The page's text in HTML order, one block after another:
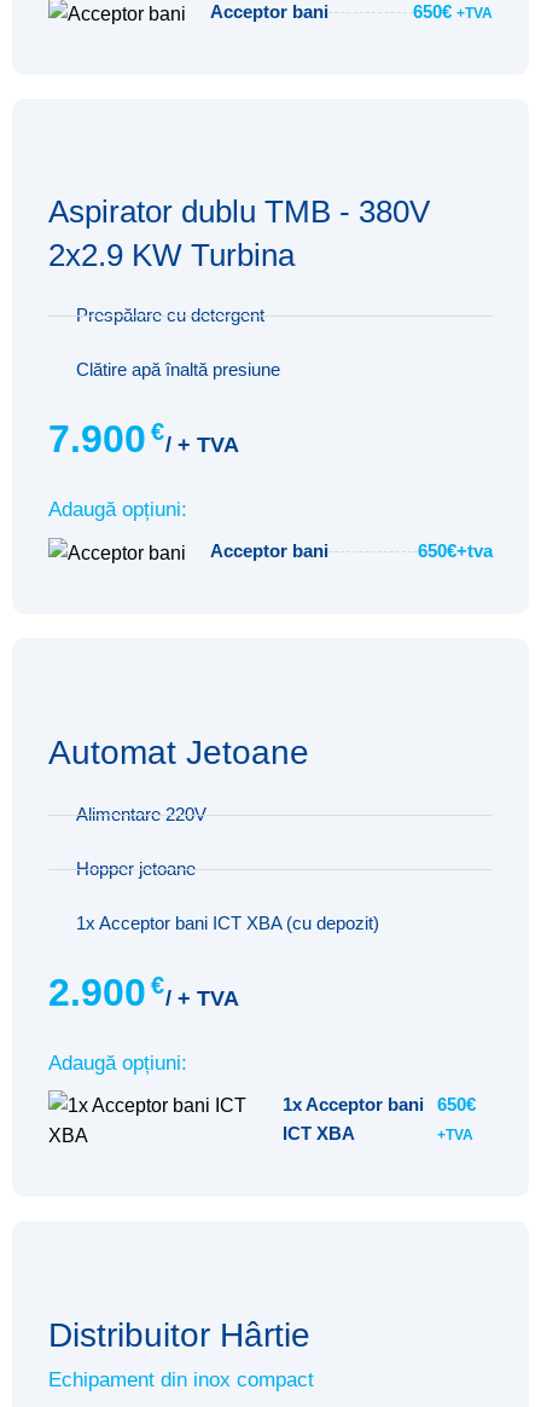
Acceptor bani 650€ +TVA
Aspirator dublu TMB - 380V
2x2.9 KW Turbina
Prespălare cu detergent
Clătire apă înaltă presiune
7.900 €/ + TVA
Adaugă opțiuni:
Acceptor bani 650€+tva
Automat Jetoane
Alimentare 220V
Hopper jetoane
1x Acceptor bani ICT XBA (cu depozit)
2.900 €/ + TVA
Adaugă opțiuni:
1x Acceptor bani
ICT XBA
650€
+TVA
Distribuitor Hârtie
Echipament din inox compact